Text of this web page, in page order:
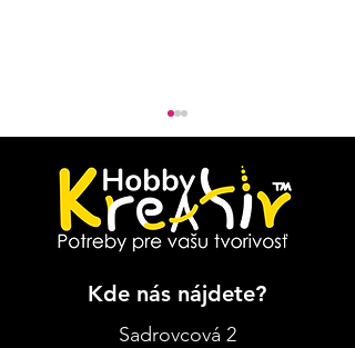
Návod: Jarné kvety v
Kde nás nájdete?
Sadrovcová 2